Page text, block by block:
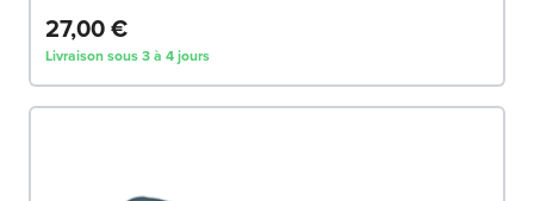
27,00 €
Livraison sous 3 à 4 jours